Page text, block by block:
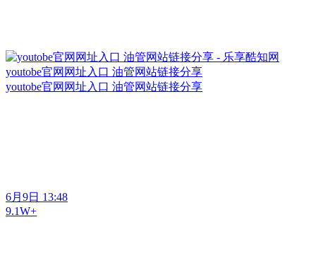
youtobe官网网址入口 油管网站链接分享
youtobe官网网址入口 油管网站链接分享
6月9日 13:48
9.1W+